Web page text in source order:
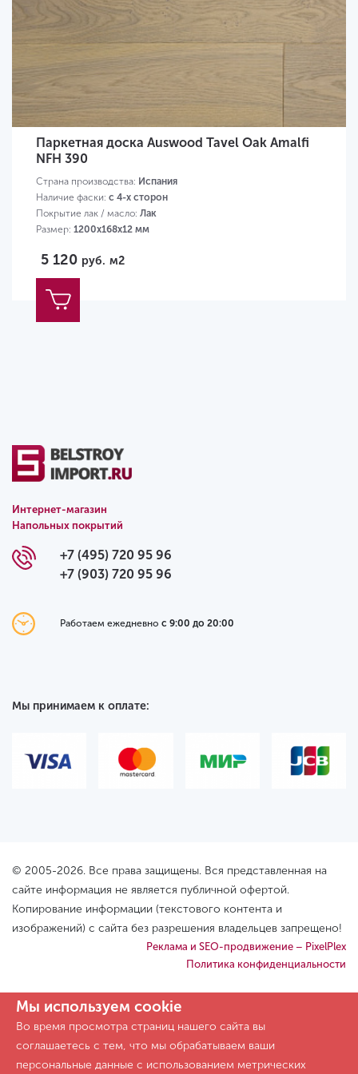
Паркетная доска Auswood Tavel Oak Amalfi
NFH 390
Страна производства: Испания
Наличие фаски: с 4-х сторон
Покрытие лак / масло: Лак
Размер: 1200х168х12 мм
5 120 руб. м2
Интернет-магазин
Напольных покрытий
+7 (495) 720 95 96
+7 (903) 720 95 96
Работаем ежедневно с 9:00 до 20:00
Мы принимаем к оплате:
© 2005-2026. Все права защищены. Вся представленная на
сайте информация не является публичной офертой.
Копирование информации (текстового контента и
изображений) с сайта без разрешения владельцев запрещено!
Реклама и SEO-продвижение – PixelPlex
Политика конфиденциальности
Мы используем cookie
Во время просмотра страниц нашего сайта вы
соглашаетесь с тем, что мы обрабатываем ваши
персональные данные с использованием метрических